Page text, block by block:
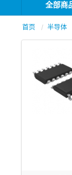
全部商
首页 半导体